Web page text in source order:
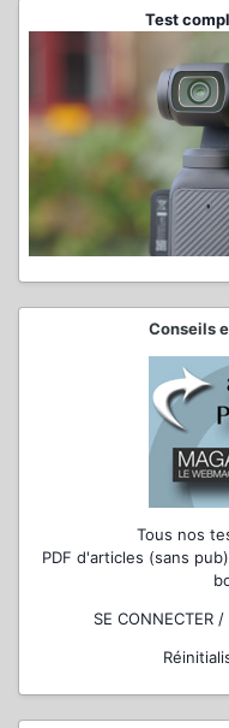
Test
Conseils
Tous nos
PDF d'articles (sans
SE CONNECTER /